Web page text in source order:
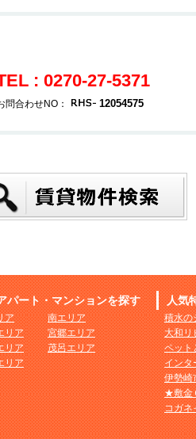
: 0270-27-5371
問合わせNO： 12054575
パート・マンションを探す
ア
リア
リア
リア
南エリア
宮郷エリア
茂呂エリア
人気
積水の
大和リ
ペット
インタ
伊勢崎
★敷金
コガネ